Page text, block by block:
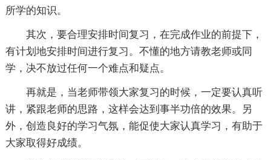
所学的知识。
其次，要合理安排时间复习，在完成作业的前提下，
有计划地安排时间进行复习。不懂的地方请教老师或同
学，决不放过任何一个难点和疑点。
再就是，当老师带领大家复习的时候，一定要认真听
讲，紧跟老师的思路，这样会达到事半功倍的效果。另
外，创造良好的学习气氛，能促使大家认真学习，有助于
大家取得好成绩。